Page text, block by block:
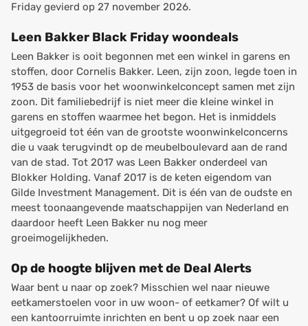
Friday gevierd op 27 november 2026.
Leen Bakker Black Friday woondeals
Leen Bakker is ooit begonnen met een winkel in garens en
stoffen, door Cornelis Bakker. Leen, zijn zoon, legde toen in
1953 de basis voor het woonwinkelconcept samen met zijn
zoon. Dit familiebedrijf is niet meer die kleine winkel in
garens en stoffen waarmee het begon. Het is inmiddels
uitgegroeid tot één van de grootste woonwinkelconcerns
die u vaak terugvindt op de meubelboulevard aan de rand
van de stad. Tot 2017 was Leen Bakker onderdeel van
Blokker Holding. Vanaf 2017 is de keten eigendom van
Gilde Investment Management. Dit is één van de oudste en
meest toonaangevende maatschappijen van Nederland en
daardoor heeft Leen Bakker nu nog meer
groeimogelijkheden.
Op de hoogte blijven met de Deal Alerts
Waar bent u naar op zoek? Misschien wel naar nieuwe
eetkamerstoelen voor in uw woon- of eetkamer? Of wilt u
een kantoorruimte inrichten en bent u op zoek naar een